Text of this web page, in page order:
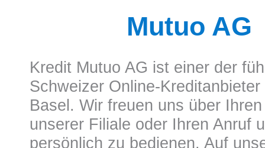
Mutuo AG
Kredit Mutuo AG ist einer der
Schweizer Online-
Basel. Wir freuen uns über
unserer Filiale oder Ihren Anruf
persönlich zu bedienen. Auf